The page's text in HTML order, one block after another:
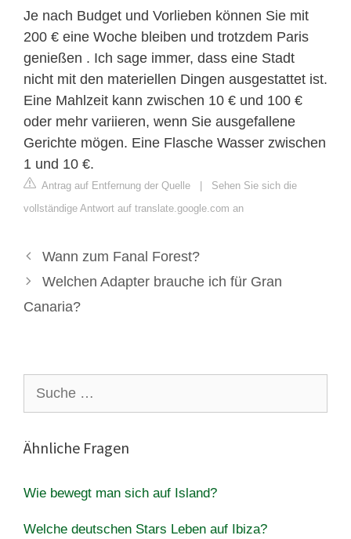
Je nach Budget und Vorlieben können Sie mit
200 € eine Woche bleiben und trotzdem Paris
genießen . Ich sage immer, dass eine Stadt
nicht mit den materiellen Dingen ausgestattet ist.
Eine Mahlzeit kann zwischen 10 € und 100 €
oder mehr variieren, wenn Sie ausgefallene
Gerichte mögen. Eine Flasche Wasser zwischen
1 und 10 €.
Antrag auf Entfernung der Quelle | Sehen Sie sich die
vollständige Antwort auf translate.google.com an
Wann zum Fanal Forest?
Welchen Adapter brauche ich für Gran
Canaria?
nach:
Ähnliche Fragen
Wie bewegt man sich auf Island?
Welche deutschen Stars Leben auf Ibiza?